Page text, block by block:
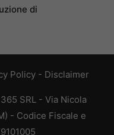
di
Policy - Disclaimer
SRL - Via Nicola
- Codice Fiscale e